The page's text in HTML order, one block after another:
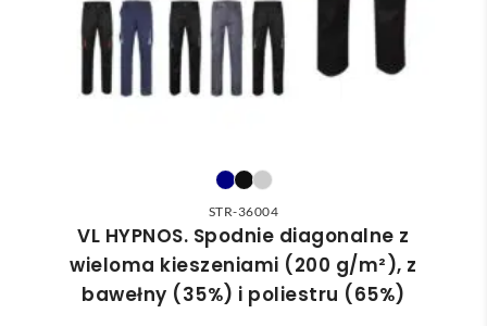
STR-36004
VL HYPNOS. Spodnie diagonalne z
wieloma kieszeniami (200 g/m²), z
bawełny (35%) i poliestru (65%)